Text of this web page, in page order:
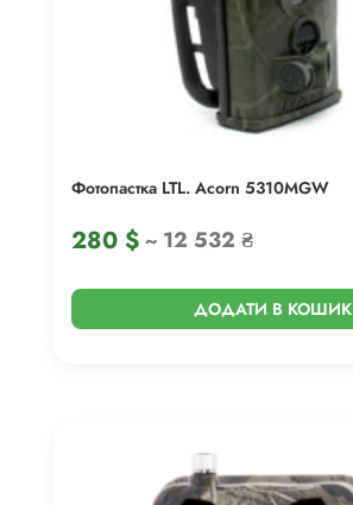
Фотопастка LTL. Acorn 5310MGW
280 $~ 12 532 ₴
ДОДАТИ В КОШИК